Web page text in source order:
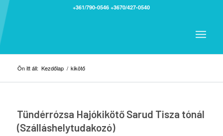
+361/790-0546 +3670/427-0540
Ön itt áll: Kezdőlap / kikötő
Tündérrózsa Hajókikötő Sarud Tisza tónál
(Szálláshelytudakozó)